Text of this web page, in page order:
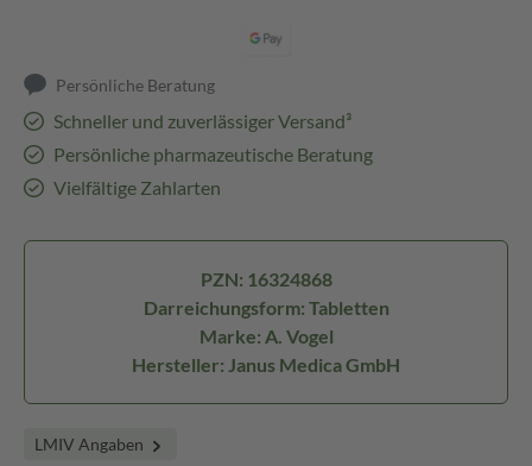
Persönliche Beratung
Schneller und zuverlässiger Versand³
Persönliche pharmazeutische Beratung
Vielfältige Zahlarten
PZN: 16324868
Darreichungsform: Tabletten
Marke: A. Vogel
Hersteller: Janus Medica GmbH
LMIV Angaben